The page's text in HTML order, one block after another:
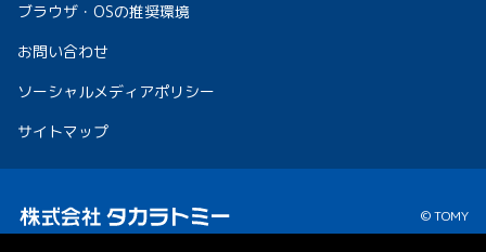
ブラウザ・OSの推奨環境
お問い合わせ
ソーシャルメディアポリシー
サイトマップ
© TOMY